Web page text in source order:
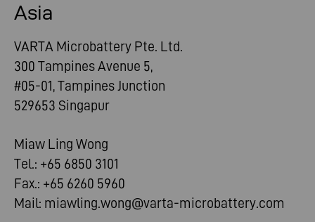
Asia
VARTA Microbattery Pte. Ltd.
300 Tampines Avenue 5,
#05-01, Tampines Junction
529653 Singapur
Miaw Ling Wong
Tel.: +65 6850 3101
Fax.: +65 6260 5960
Mail: miawling.wong@varta-microbattery.com